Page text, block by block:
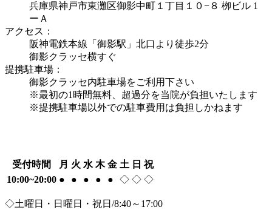
兵庫県神戸市東灘区御影中町１丁目１０−８ 栁ビル 1
ーＡ
アクセス：
阪神電鉄本線「御影駅」北口より徒歩2分
御影クラッセ横すぐ
提携駐車場：
御影クラッセ内駐車場をご利用下さい
※最初の1時間無料、超過分を当院が負担いたします
※提携駐車場以外での駐車費用は負担しかねます
受付時間 月 火 水 木 金 土 日 祝
10:00~20:00 ● ● ● ● ● ◇ ◇ ◇
◇土曜日・日曜日・祝日/8:40～17:00